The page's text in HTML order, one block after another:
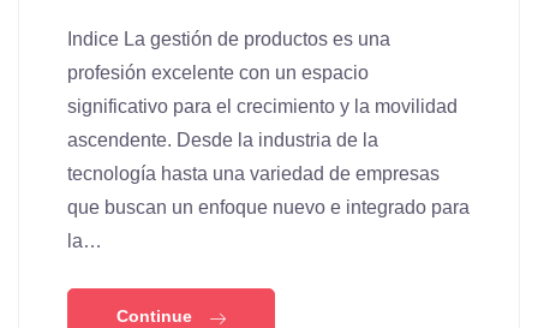
Indice La gestión de productos es una
profesión excelente con un espacio
significativo para el crecimiento y la movilidad
ascendente. Desde la industria de la
tecnología hasta una variedad de empresas
que buscan un enfoque nuevo e integrado para
la…
Continue